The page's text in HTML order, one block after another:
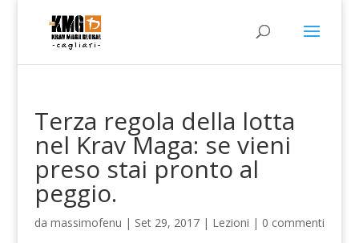
Terza regola della lotta
nel Krav Maga: se vieni
preso stai pronto al
peggio.
da massimofenu | Set 29, 2017| Lezioni | 0 commenti